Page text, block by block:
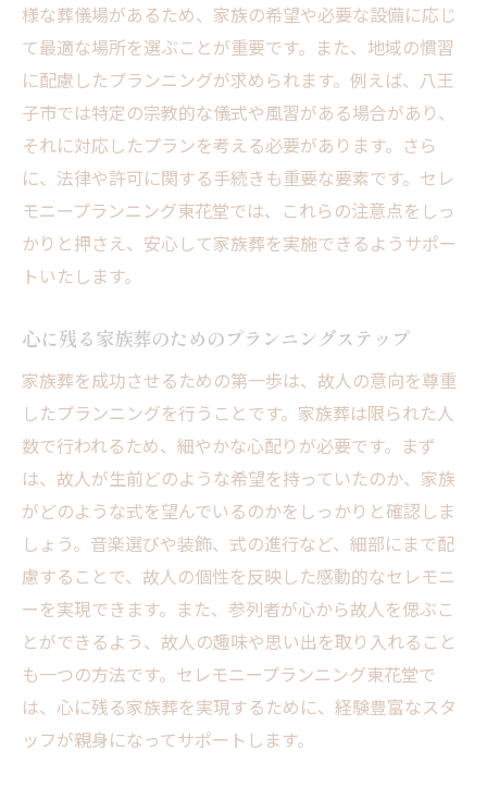
様な葬儀場があるため、家族の希望や必要な設備に応じ
て最適な場所を選ぶことが重要です。また、地域の慣習
に配慮したプランニングが求められます。例えば、八王
子市では特定の宗教的な儀式や風習がある場合があり、
それに対応したプランを考える必要があります。さら
に、法律や許可に関する手続きも重要な要素です。セレ
モニープランニング東花堂では、これらの注意点をしっ
かりと押さえ、安心して家族葬を実施できるようサポー
トいたします。
心に残る家族葬のためのプランニングステップ
家族葬を成功させるための第一歩は、故人の意向を尊重
したプランニングを行うことです。家族葬は限られた人
数で行われるため、細やかな心配りが必要です。まず
は、故人が生前どのような希望を持っていたのか、家族
がどのような式を望んでいるのかをしっかりと確認しま
しょう。音楽選びや装飾、式の進行など、細部にまで配
慮することで、故人の個性を反映した感動的なセレモニ
ーを実現できます。また、参列者が心から故人を偲ぶこ
とができるよう、故人の趣味や思い出を取り入れること
も一つの方法です。セレモニープランニング東花堂で
は、心に残る家族葬を実現するために、経験豊富なスタ
ッフが親身になってサポートします。